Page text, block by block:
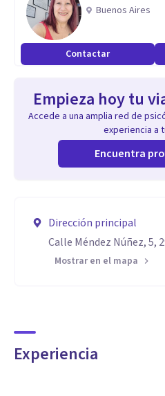
Buenos Aires
Contactar
Empieza hoy tu
Accede a una amplia red de
experiencia a
Encuentra
Dirección principal
Calle Méndez Núñez, 5,
Mostrar en el mapa
Experiencia